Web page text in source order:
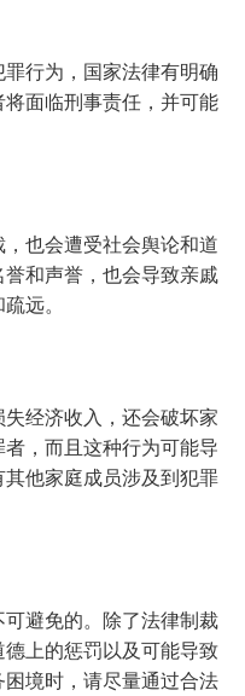
行为，国家法律有明确
面临刑事责任，并可能
也会遭受社会舆论和道
和声誉，也会导致亲戚
远。
经济收入，还会破坏家
，而且这种行为可能导
他家庭成员涉及到犯罪
避免的。除了法律制裁
上的惩罚以及可能导致
境时，请尽量通过合法